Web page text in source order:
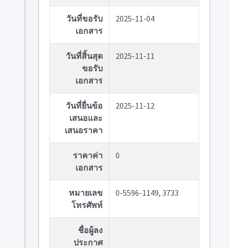
วันที่ขอรับ
เอกสาร
2025-11-04
วันที่สิ้นสุด
ขอรับ
เอกสาร
2025-11-11
วันที่ยื่นข้อ
เสนอและ
เสนอราคา
2025-11-12
ราคาค่า
เอกสาร
0
หมายเลข
โทรศัพท์
0-5596-1149, 3733
ชื่อผู้ลง
ประกาศ